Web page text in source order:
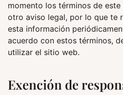
momento los términos de
otro aviso legal, por lo que te
esta información
acuerdo con estos términos,
utilizar el sitio web.
Exención de